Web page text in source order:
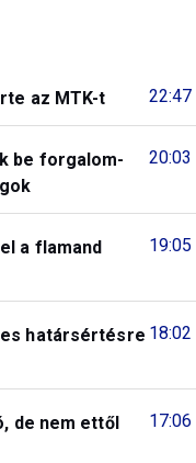
22:47
az MTK-t
20:03
be forgalom-
19:05
a flamand
18:02
határsértésre
17:06
de nem ettől